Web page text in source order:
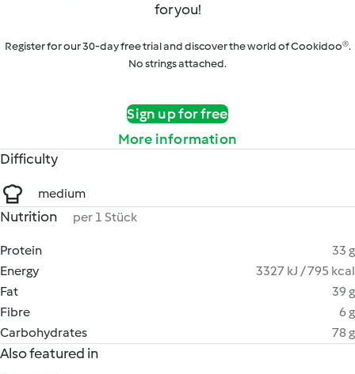
for you!
Register for our 30-day free trial and discover the world of Cookidoo®.
No strings attached.
Sign up for free
More information
Difficulty
medium
Nutrition per 1 Stück
Protein
33 g
Energy
3327 kJ / 795 kcal
Fat
39 g
Fibre
6 g
Carbohydrates
78 g
Also featured in